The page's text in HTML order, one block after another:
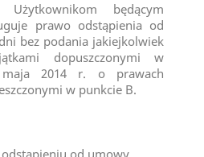
będącym
prawo odstąpienia od
bez podania jakiejkolwiek
dopuszczonymi w
2014 r. o prawach
w punkcie B.